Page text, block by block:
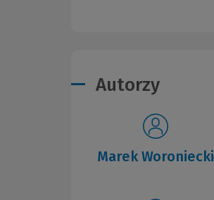
Autorzy
Marek Woroniecki